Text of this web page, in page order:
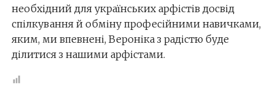
необхідний для українських арфістів досвід
спілкування й обміну професійними навичками,
яким, ми впевнені, Вероніка з радістю буде
ділитися з нашими арфістами.